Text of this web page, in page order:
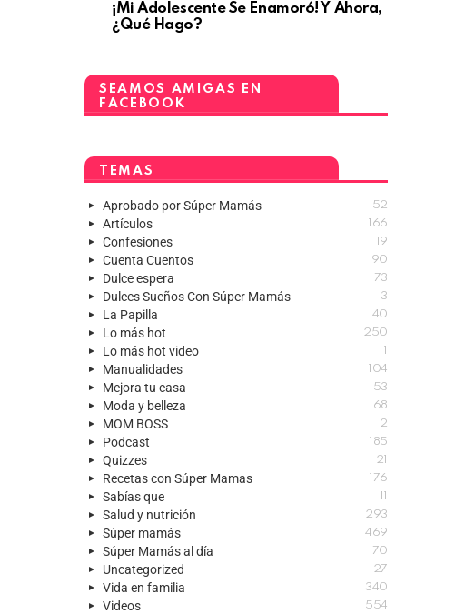
¡Mi Adolescente Se Enamoró! Y Ahora,
¿Qué Hago?
SEAMOS AMIGAS EN
FACEBOOK
TEMAS
Aprobado por Súper Mamás 52
Artículos 166
Confesiones 19
Cuenta Cuentos 90
Dulce espera 73
Dulces Sueños Con Súper Mamás 3
La Papilla 40
Lo más hot 250
Lo más hot video 1
Manualidades 104
Mejora tu casa 53
Moda y belleza 68
MOM BOSS 2
Podcast 185
Quizzes 21
Recetas con Súper Mamas 176
Sabías que 11
Salud y nutrición 293
Súper mamás 469
Súper Mamás al día 70
Uncategorized 27
Vida en familia 340
Videos 554